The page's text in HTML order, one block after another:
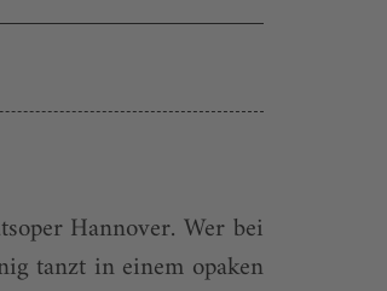
Hannover. Wer bei
tanzt in einem opaken